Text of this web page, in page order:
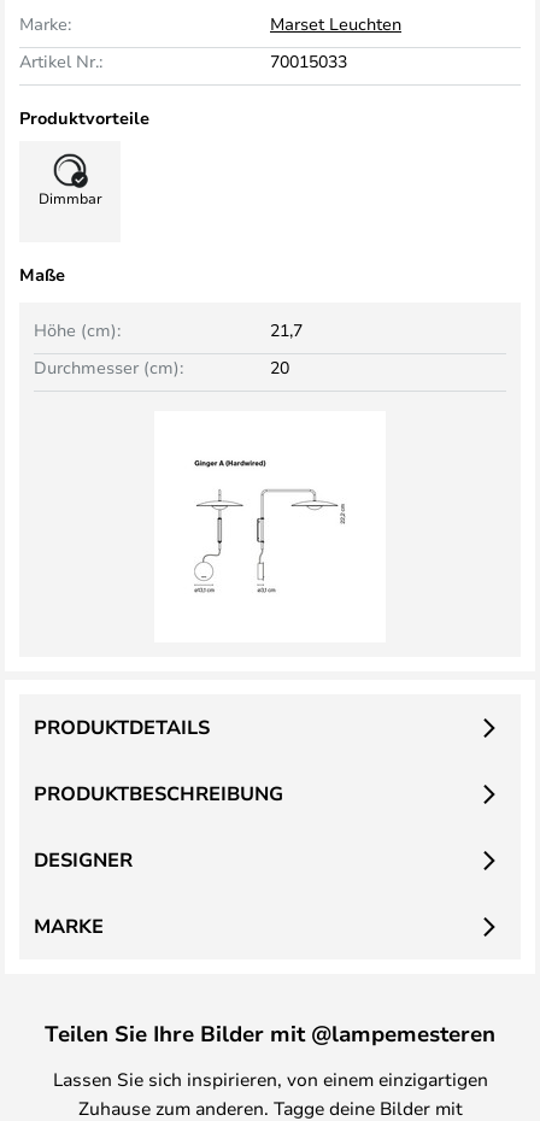
Marke:
Marset Leuchten
Artikel Nr.:
70015033
Produktvorteile
Dimmbar
Maße
Höhe (cm):
21,7
Durchmesser (cm):
20
PRODUKTBESCHREIBUNG
PRODUKTDETAILS
DESIGNER
MARKE
Teilen Sie Ihre Bilder mit @lampemesteren
Lassen Sie sich inspirieren, von einem einzigartigen
Zuhause zum anderen. Tagge deine Bilder mit